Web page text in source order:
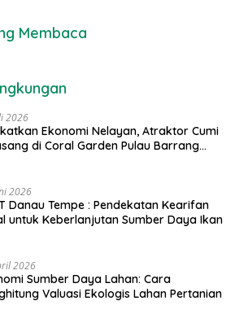
Membaca
2026
Ekonomi Nelayan, Atraktor Cumi
di Coral Garden Pulau Barrang
2026
Danau Tempe : Pendekatan Kearifan
untuk Keberlanjutan Sumber Daya Ikan
2026
Sumber Daya Lahan: Cara
Valuasi Ekologis Lahan Pertanian